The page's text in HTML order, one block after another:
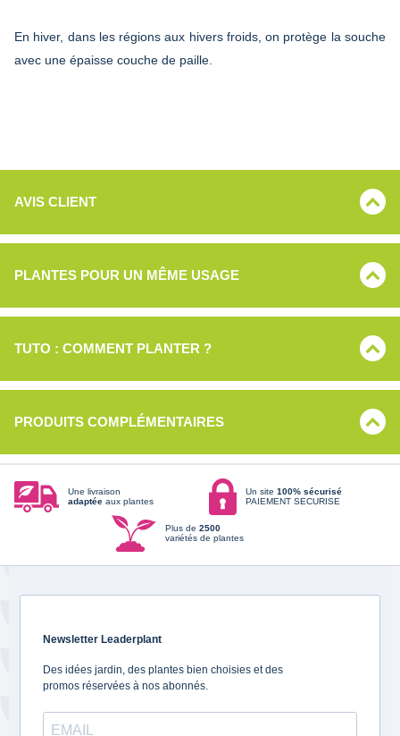
En hiver, dans les régions aux hivers froids, on protège la souche
avec une épaisse couche de paille.
AVIS CLIENT
PLANTES POUR UN MÊME USAGE
TUTO : COMMENT PLANTER ?
PRODUITS COMPLÉMENTAIRES
Une livraison
adaptée aux plantes
Un site 100% sécurisé
PAIEMENT SECURISE
Plus de 2500
variétés de plantes
Newsletter Leaderplant
Des idées jardin, des plantes bien choisies et des
promos réservées à nos abonnés.